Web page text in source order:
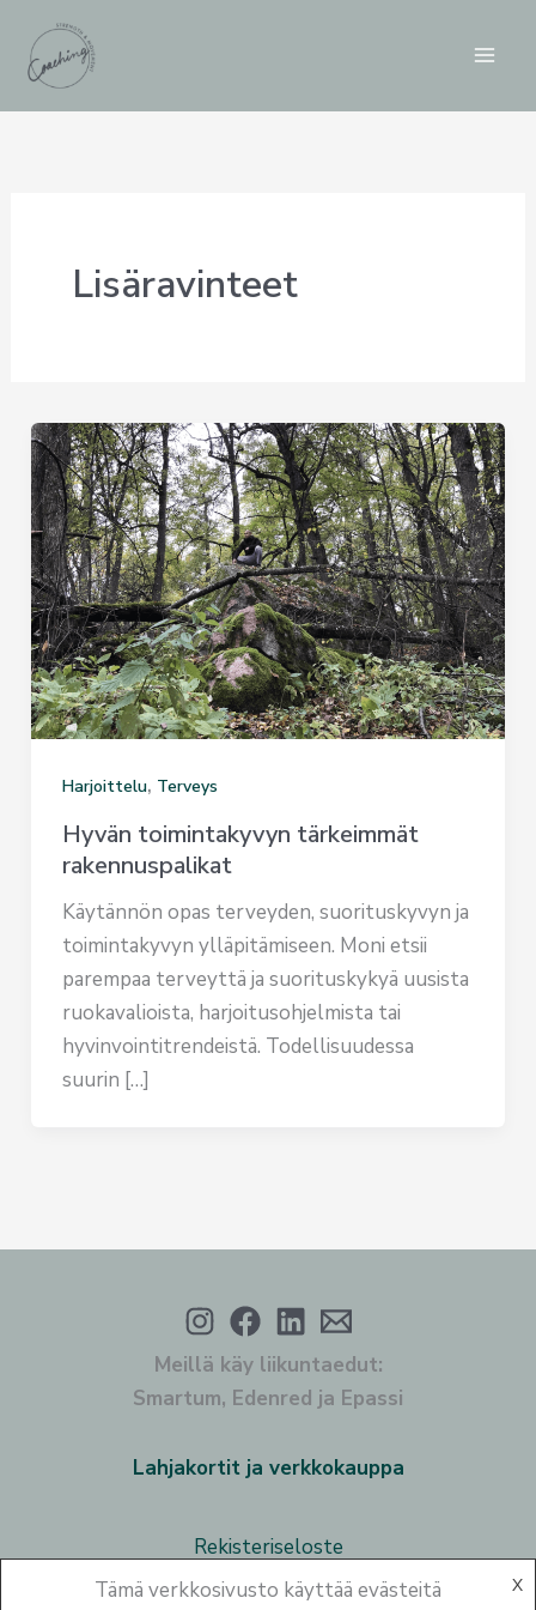
sisältöön
Lisäravinteet
Harjoittelu, Terveys
Hyvän toimintakyvyn tärkeimmät
rakennuspalikat
Käytännön opas terveyden, suorituskyvyn ja
toimintakyvyn ylläpitämiseen. Moni etsii
parempaa terveyttä ja suorituskykyä uusista
ruokavalioista, harjoitusohjelmista tai
hyvinvointitrendeistä. Todellisuudessa
suurin […]
Meillä käy liikuntaedut:
Smartum, Edenred ja Epassi
Lahjakortit ja verkkokauppa
Rekisteriseloste
Tämä verkkosivusto käyttää evästeitä
X